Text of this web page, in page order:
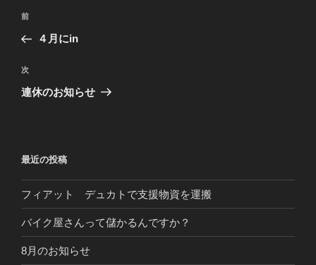
投
ナ
ビ
ゲ
ン
前
の
稿
前
４月にin
次
の
次
連休のお知らせ
最近の投稿
フィアット デュカトで支援物資を運搬
バイク屋さんって儲かるんですか？
8月のお知らせ